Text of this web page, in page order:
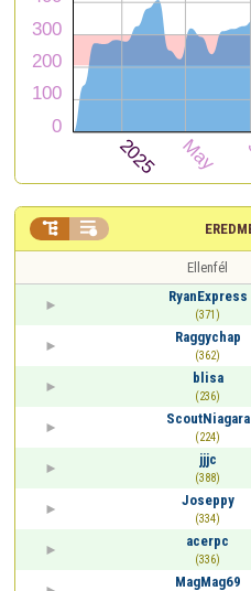
 
Ellenfél
RyanExpress
(371)
Raggychap
(362)
blisa
(236)
ScoutNiagara
(224)
jjjc
(388)
Joseppy
(334)
acerpc
(336)
MagMag69